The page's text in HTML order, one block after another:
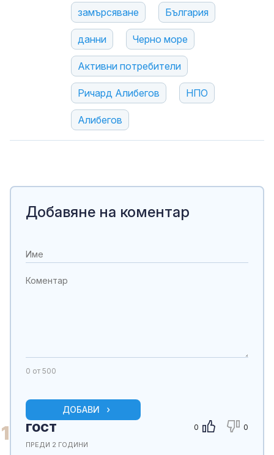
замърсяване България
данни Черно море
Активни потребители
Ричард Алибегов НПО
Алибегов
Добавяне на коментар
0 от 500
ДОБАВИ
1 0 0
ГОСТ
ПРЕДИ 2 ГОДИНИ